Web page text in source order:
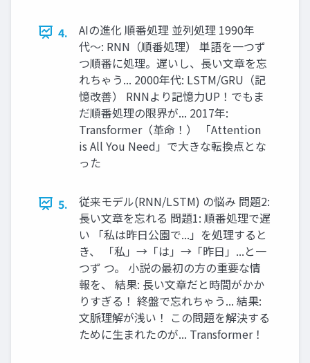
4.
AIの進化 順番処理 並列処理 1990年
代〜: RNN（順番処理） 単語を一つず
つ順番に処理。遅いし、長い文章を忘
れちゃう... 2000年代: LSTM/GRU（記
憶改善） RNNより記憶力UP！でもま
だ順番処理の限界が... 2017年:
Transformer（革命！） 「Attention
is All You Need」で大きな転換点とな
った
5.
従来モデル(RNN/LSTM) の悩み 問題2:
長い文章を忘れる 問題1: 順番処理で遅
い 「私は昨日公園で...」を処理すると
き、 「私」→「は」→「昨日」...と一
つず つ。 小説の最初の方の重要な情
報を、 結果: 長い文章だと時間がかか
りすぎる！ 終盤で忘れちゃう... 結果:
文脈理解が浅い！ この問題を解決する
ために生まれたのが... Transformer！